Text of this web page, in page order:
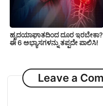
ಹೃದಯಾಘಾತದಿಂದ ದೂರ ಇರಬೇಕಾ?
ಈ 6 ಅಭ್ಯಾಸಗಳನ್ನು ತಪ್ಪದೇ ಪಾಲಿಸಿ!
Leave a